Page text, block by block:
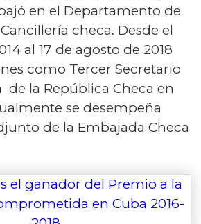
en el Departamento de
checa. Desde el
al 17 de agosto de 2018
como Tercer Secretario
de la República Checa en
se desempeña
de la Embajada Checa